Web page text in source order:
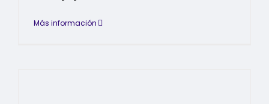
Más información